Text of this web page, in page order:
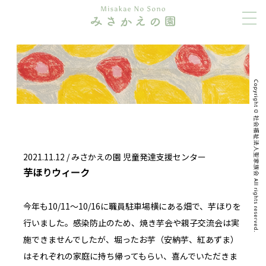
2021.11.12 /みさかえの園 児童発達支援センター
芋ほりウィーク
今年も10/11～10/16に職員駐車場横にある畑で、芋ほりを
行いました。感染防止のため、焼き芋会や親子交流会は実
施できませんでしたが、堀ったお芋（安納芋、紅あずま）
はそれぞれの家庭に持ち帰ってもらい、喜んでいただきま